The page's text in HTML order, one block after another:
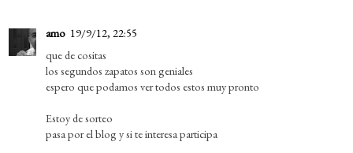
amo 19/9/12, 22:55
que de cositas
los segundos zapatos son geniales
espero que podamos ver todos estos muy pronto
Estoy de sorteo
pasa por el blog y si te interesa participa